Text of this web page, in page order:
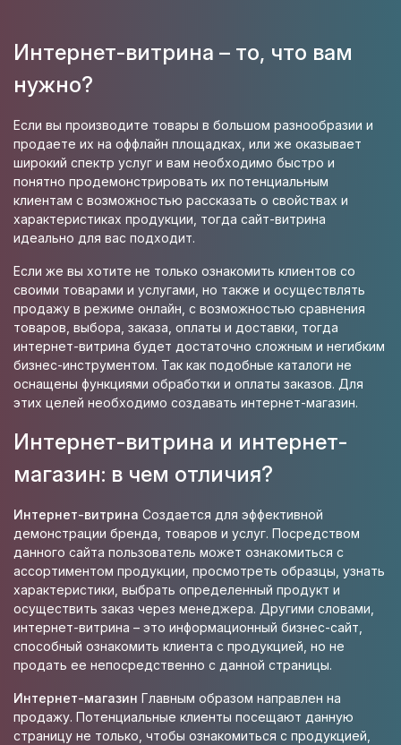
Интернет-витрина – то, что вам
нужно?
Если вы производите товары в большом разнообразии и
продаете их на оффлайн площадках, или же оказывает
широкий спектр услуг и вам необходимо быстро и
понятно продемонстрировать их потенциальным
клиентам с возможностью рассказать о свойствах и
характеристиках продукции, тогда сайт-витрина
идеально для вас подходит.
Если же вы хотите не только ознакомить клиентов со
своими товарами и услугами, но также и осуществлять
продажу в режиме онлайн, с возможностью сравнения
товаров, выбора, заказа, оплаты и доставки, тогда
интернет-витрина будет достаточно сложным и негибким
бизнес-инструментом. Так как подобные каталоги не
оснащены функциями обработки и оплаты заказов. Для
этих целей необходимо создавать интернет-магазин.
Интернет-витрина и интернет-
магазин: в чем отличия?
Интернет-витрина Создается для эффективной
демонстрации бренда, товаров и услуг. Посредством
данного сайта пользователь может ознакомиться с
ассортиментом продукции, просмотреть образцы, узнать
характеристики, выбрать определенный продукт и
осуществить заказ через менеджера. Другими словами,
интернет-витрина – это информационный бизнес-сайт,
способный ознакомить клиента с продукцией, но не
продать ее непосредственно с данной страницы.
Интернет-магазин Главным образом направлен на
продажу. Потенциальные клиенты посещают данную
страницу не только, чтобы ознакомиться с продукцией,